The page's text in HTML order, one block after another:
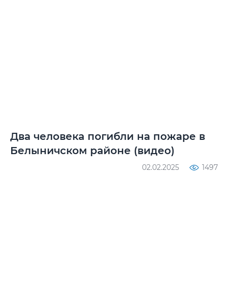
Два человека погибли на пожаре в
Белыничском районе (видео)
02.02.2025 1497